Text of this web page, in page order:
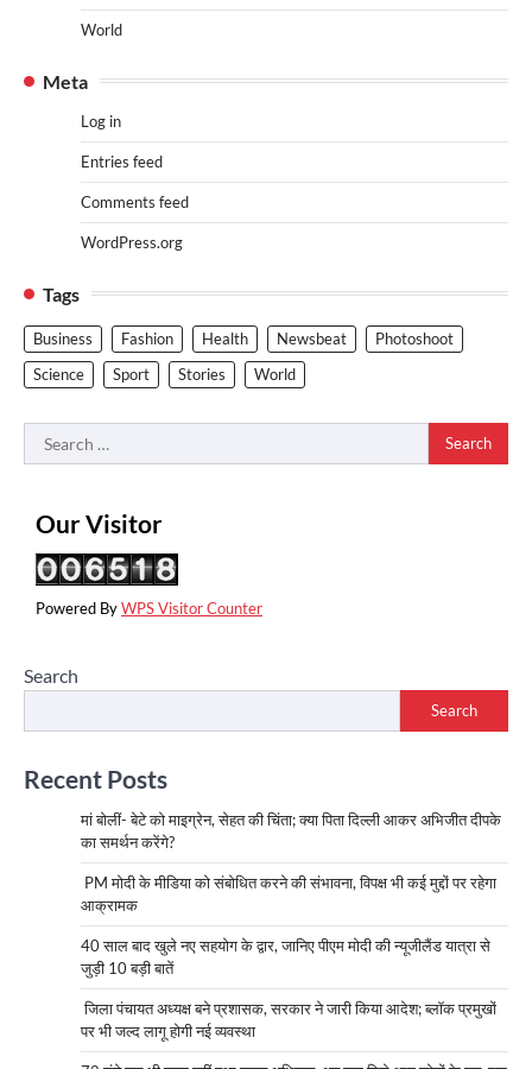
World
Meta
Log in
Entries feed
Comments feed
WordPress.org
Tags
Business Fashion Health Newsbeat
Photoshoot
Science
Sport Stories World
Search
for:
Our Visitor
Powered ByWPS Visitor Counter
Search
Search
Recent Posts
मां बोलीं- बेटे को माइग्रेन, सेहत की चिंता; क्या पिता दिल्ली आकर अभिजीत दीपके
का समर्थन करेंगे?
PM मोदी के मीडिया को संबोधित करने की संभावना, विपक्ष भी कई मुद्दों पर रहेगा
आक्रामक
40 साल बाद खुले नए सहयोग के द्वार, जानिए पीएम मोदी की न्यूजीलैंड यात्रा से
जुड़ी 10 बड़ी बातें
जिला पंचायत अध्यक्ष बने प्रशासक, सरकार ने जारी किया आदेश; ब्लॉक प्रमुखों
पर भी जल्द लागू होगी नई व्यवस्था